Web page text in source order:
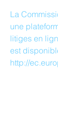
La
une
litiges en
est
http://